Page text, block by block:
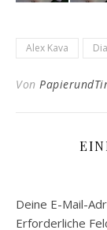
Alex Kava
Von
Deine E-Mail-
Erforderliche